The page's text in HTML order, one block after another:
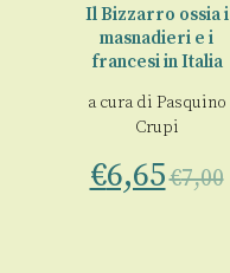
Il Bizzarro ossia i
masnadieri e i
francesi in Italia
a cura di Pasquino
Crupi
€6,65€7,00